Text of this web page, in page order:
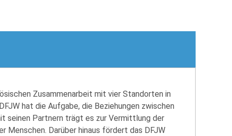
Zusammenarbeit mit vier Standorten in
hat die Aufgabe, die Beziehungen zwischen
seinen Partnern trägt es zur Vermittlung der
Menschen. Darüber hinaus fördert das DFJW